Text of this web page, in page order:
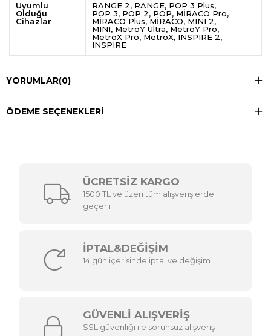
Uyumlu
Olduğu
Cihazlar
RANGE 2 RANGE POP 3 Plus
POP 3 POP 2 POP MİRACO Pro
MİRACO Plus MİRACO MINI 2
MINI MetroY Ultra MetroY Pro
MetroX Pro MetroX INSPIRE 2
INSPIRE
YORUMLAR(0)
ÖDEME SEÇENEKLERI
ÜCRETSİZ KARGO
1500 TL ve üzeri tüm alışverişlerde
geçerli
İPTAL&DEĞİŞİM
14 gün içerisinde iptal ve değişim
GÜVENLİ ALIŞVERİŞ
SSL güvenliği ile sorunsuz alışveriş